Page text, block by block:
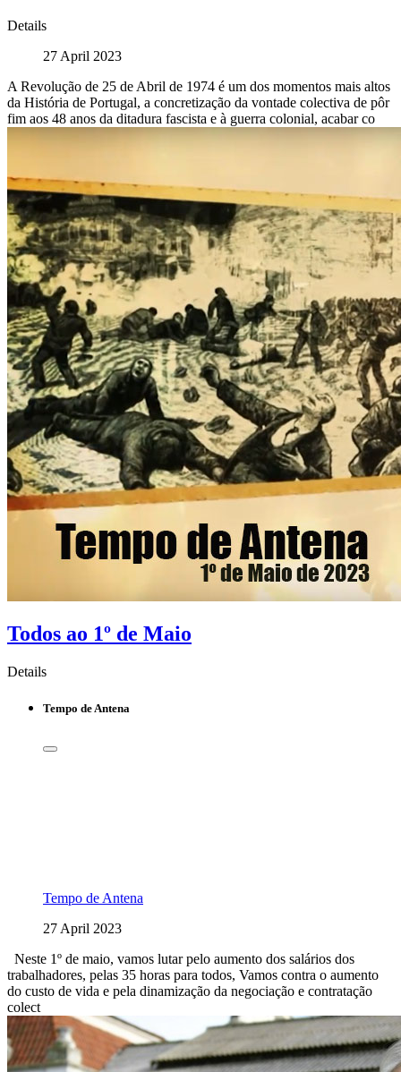
Details
27 April 2023
A Revolução de 25 de Abril de 1974 é um dos momentos mais altos
da História de Portugal, a concretização da vontade colectiva de pôr
fim aos 48 anos da ditadura fascista e à guerra colonial, acabar co
Todos ao 1º de Maio
Details
Tempo de Antena
Tempo de Antena
27 April 2023
Neste 1º de maio, vamos lutar pelo aumento dos salários dos
trabalhadores, pelas 35 horas para todos, Vamos contra o aumento
do custo de vida e pela dinamização da negociação e contratação
colect